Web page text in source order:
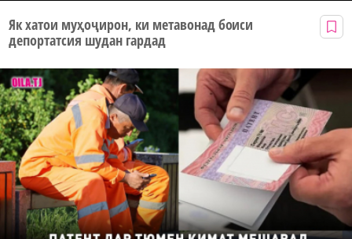
Як хатои муҳоҷирон, ки метавонад боиси
депортатсия шудан гардад